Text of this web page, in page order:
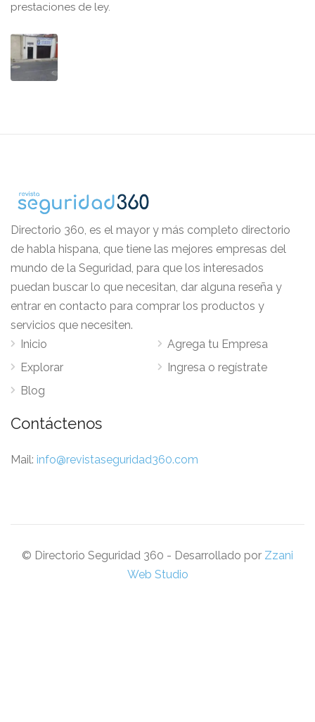
prestaciones de ley.
Directorio 360, es el mayor y más completo directorio
de habla hispana, que tiene las mejores empresas del
mundo de la Seguridad, para que los interesados
puedan buscar lo que necesitan, dar alguna reseña y
entrar en contacto para comprar los productos y
servicios que necesiten.
Inicio
Explorar
Blog
Agrega tu Empresa
Ingresa o regístrate
Contáctenos
Mail: info@revistaseguridad360.com
© Directorio Seguridad 360 - Desarrollado por Zzani
Web Studio